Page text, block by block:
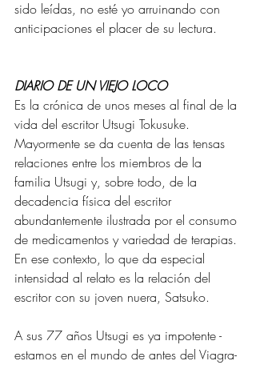
sido leídas, no esté yo arruinando con
anticipaciones el placer de su lectura.
DIARIO DE UN VIEJO LOCO
Es la crónica de unos meses al final de la
vida del escritor Utsugi Tokusuke.
Mayormente se da cuenta de las tensas
relaciones entre los miembros de la
familia Utsugi y, sobre todo, de la
decadencia física del escritor
abundantemente ilustrada por el consumo
de medicamentos y variedad de terapias.
En ese contexto, lo que da especial
intensidad al relato es la relación del
escritor con su joven nuera, Satsuko.
A sus 77 años Utsugi es ya impotente -
estamos en el mundo de antes del Viagra-